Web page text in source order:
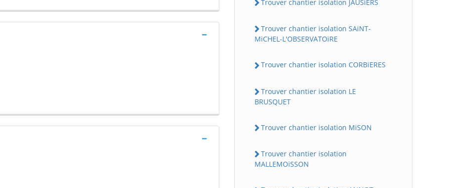
Trouver chantier isolation JAUSiERS
Trouver chantier isolation SAiNT-
MiCHEL-L'OBSERVATOiRE
Trouver chantier isolation CORBiERES
Trouver chantier isolation LE
BRUSQUET
Trouver chantier isolation MiSON
Trouver chantier isolation
MALLEMOiSSON